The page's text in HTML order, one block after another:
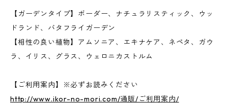
【ガーデンタイプ】ボーダー、ナチュラリスティック、ウッ
ドランド、バタフライガーデン
【相性の良い植物】アムソニア、エキナケア、ネペタ、ガウ
ラ、イリス、グラス、ウェロニカストルム
【ご利用案内】※必ずお読みください
http://www.ikor-no-mori.com/通販/ご利用案内/